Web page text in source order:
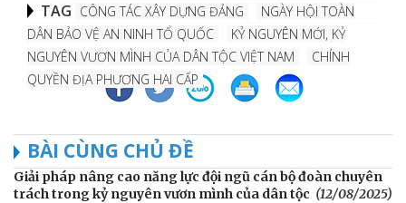
TAG CÔNG TÁC XÂY DỰNG ĐẢNG
NGÀY HỘI TOÀN
DÂN BẢO VỆ AN NINH TỔ QUỐC
KỶ NGUYÊN MỚI, KỶ
NGUYÊN VƯƠN MÌNH CỦA DÂN TỘC VIỆT NAM
CHÍNH
QUYỀN ĐỊA PHƯƠNG HAI CẤP
BÀI CÙNG CHỦ ĐỀ
Giải pháp nâng cao năng lực đội ngũ cán bộ đoàn chuyên
trách trong kỷ nguyên vươn mình của dân tộc (12/08/2025)